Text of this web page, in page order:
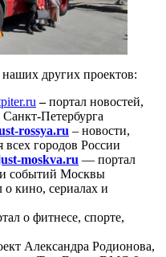
наших других проектов:
–портал новостей,
Петербурга
rossya.ru – новости,
городов России
moskva.ru — портал
и событий Москвы
кино, сериалах и
о фитнесе, спорте,
Александра Родионова,